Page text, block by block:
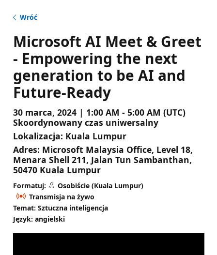
Wróć
Microsoft AI Meet & Greet
- Empowering the next
generation to be AI and
Future-Ready
30 marca, 2024 | 1:00 AM - 5:00 AM (UTC)
Skoordynowany czas uniwersalny
Lokalizacja: Kuala Lumpur
Adres: Microsoft Malaysia Office, Level 18,
Menara Shell 211, Jalan Tun Sambanthan,
50470 Kuala Lumpur
Formatuj:
Osobiście (Kuala Lumpur)
Transmisja na żywo
Temat: Sztuczna inteligencja
Język: angielski